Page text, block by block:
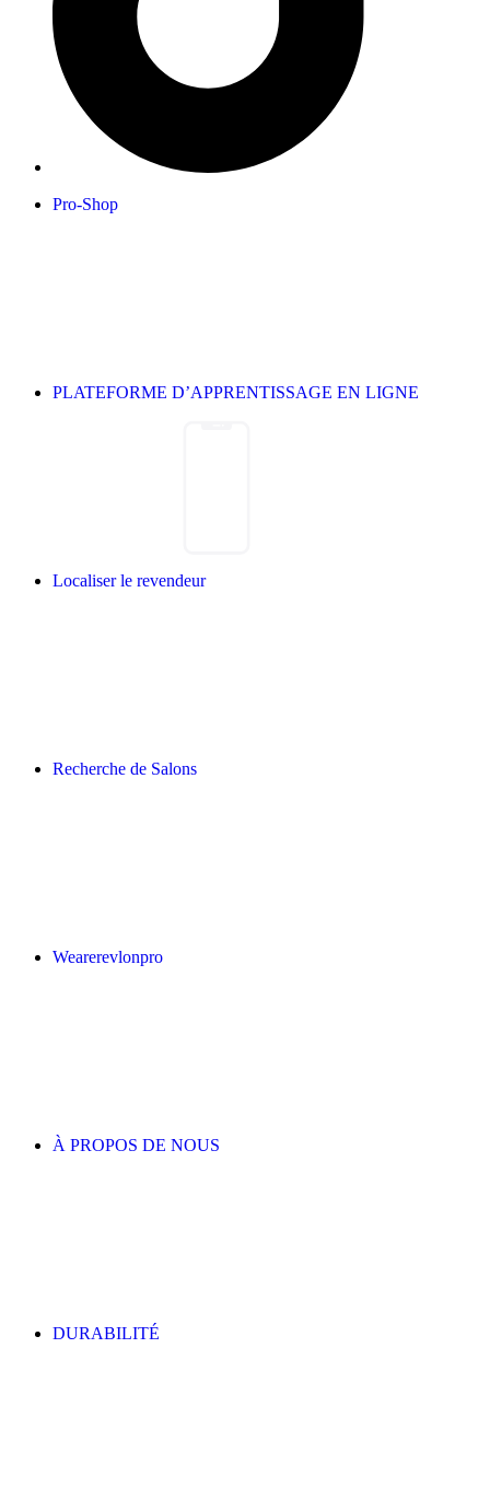
Pro-Shop
PLATEFORME D’APPRENTISSAGE EN LIGNE
Localiser le revendeur
Recherche de Salons
Wearerevlonpro
À PROPOS DE NOUS
DURABILITÉ